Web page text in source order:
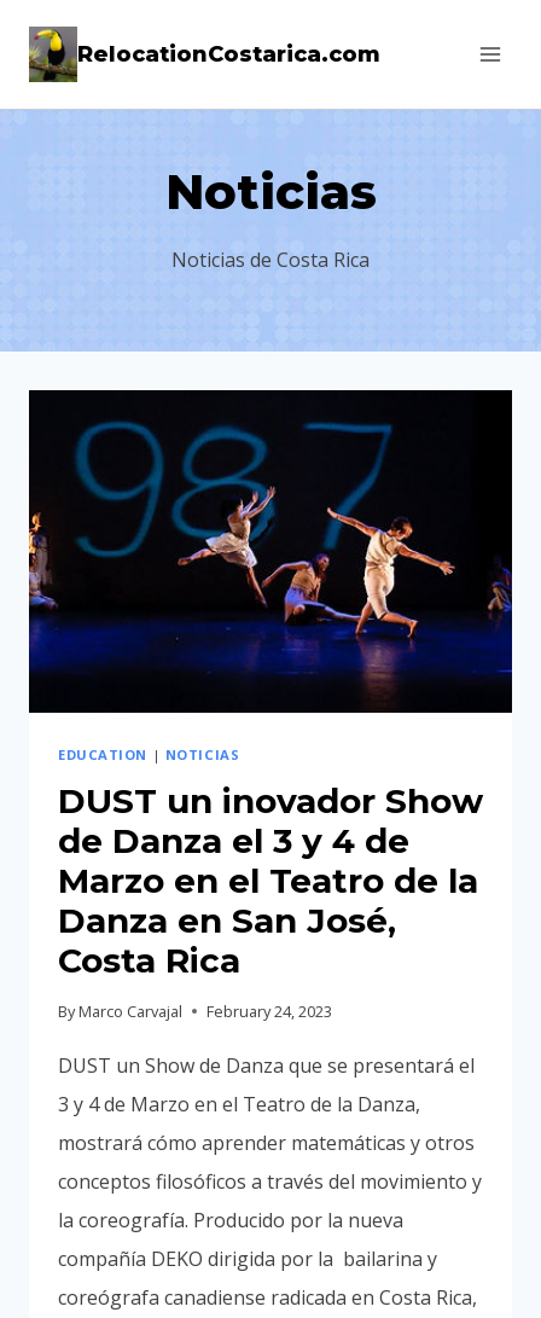
RelocationCostarica.com
Noticias
Noticias de Costa Rica
EDUCATION | NOTICIAS
DUST un inovador Show
de Danza el 3 y 4 de
Marzo en el Teatro de la
Danza en San José,
Costa Rica
ByMarco Carvajal February 24, 2023
DUST un Show de Danza que se presentará el
3 y 4 de Marzo en el Teatro de la Danza,
mostrará cómo aprender matemáticas y otros
conceptos filosóficos a través del movimiento y
la coreografía. Producido por la nueva
compañía DEKO dirigida por la bailarina y
coreógrafa canadiense radicada en Costa Rica,